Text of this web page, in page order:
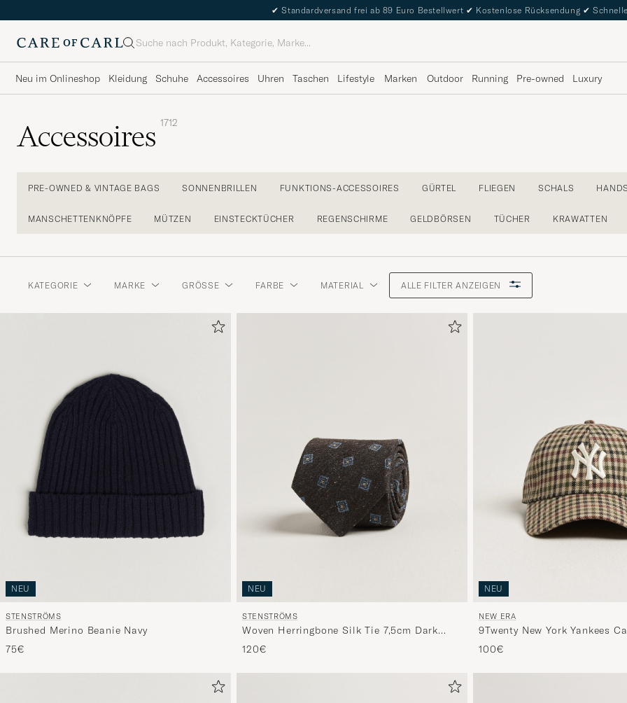
✔ Standardversand frei ab 89 Euro Bestellwert ✔ Kostenlose Rücksendung ✔
Suche
Neu im Onlineshop Kleidung Schuhe Accessoires Uhren Taschen Lifestyle Marken Outdoor Running Pre-owned Luxury
Accessoires 1712
PRE-OWNED & VINTAGE BAGS SONNENBRILLEN FUNKTIONS-ACCESSOIRES GÜRTEL FLIEGEN SCHALS
MANSCHETTENKNÖPFE MÜTZEN EINSTECKTÜCHER REGENSCHIRME GELDBÖRSEN TÜCHER KRAWATTEN
KATEGORIE MARKE GRÖSSE FARBE MATERIAL ALLE FILTER ANZEIGEN
NEU
STENSTRÖMS
Brushed Merino Beanie Navy
75€
NEU
STENSTRÖMS
Woven Herringbone Silk Tie 7,5cm Dark
Brown
120€
NEU
NEW ERA
9Twenty New York Yankees
100€